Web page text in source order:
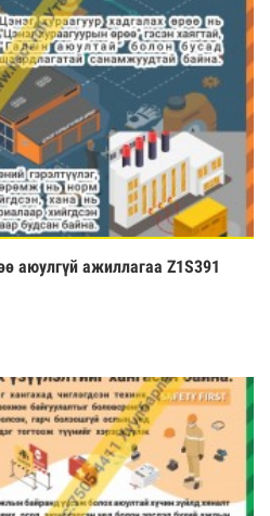
Үзэх
аюулгүй ажиллагаа Z1S391